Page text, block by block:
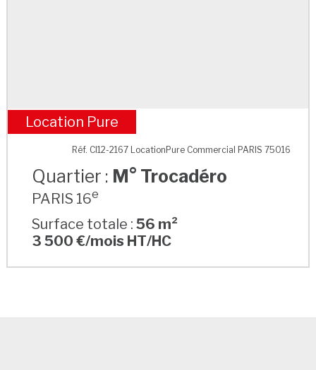
M° Trocadéro
Location Pure
Réf. CI12-2167 LocationPure Commercial PARIS 75016
Quartier : M° Trocadéro
PARIS 16e
Surface totale :56 m²
3 500 €/mois HT/HC